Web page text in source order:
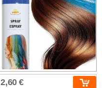
2,60 €